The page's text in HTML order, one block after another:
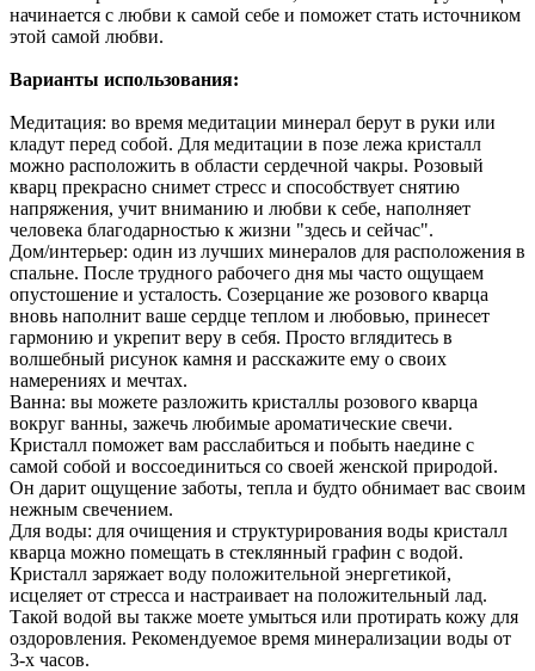
начинается с любви к самой себе и поможет стать источником
этой самой любви.
Варианты использования:
Медитация: во время медитации минерал берут в руки или
кладут перед собой. Для медитации в позе лежа кристалл
можно расположить в области сердечной чакры. Розовый
кварц прекрасно снимет стресс и способствует снятию
напряжения, учит вниманию и любви к себе, наполняет
человека благодарностью к жизни "здесь и сейчас".
Дом/интерьер: один из лучших минералов для расположения в
спальне. После трудного рабочего дня мы часто ощущаем
опустошение и усталость. Созерцание же розового кварца
вновь наполнит ваше сердце теплом и любовью, принесет
гармонию и укрепит веру в себя. Просто вглядитесь в
волшебный рисунок камня и расскажите ему о своих
намерениях и мечтах.
Ванна: вы можете разложить кристаллы розового кварца
вокруг ванны, зажечь любимые ароматические свечи.
Кристалл поможет вам расслабиться и побыть наедине с
самой собой и воссоединиться со своей женской природой.
Он дарит ощущение заботы, тепла и будто обнимает вас своим
нежным свечением.
Для воды: для очищения и структурирования воды кристалл
кварца можно помещать в стеклянный графин с водой.
Кристалл заряжает воду положительной энергетикой,
исцеляет от стресса и настраивает на положительный лад.
Такой водой вы также моете умыться или протирать кожу для
оздоровления. Рекомендуемое время минерализации воды от
3-х часов.